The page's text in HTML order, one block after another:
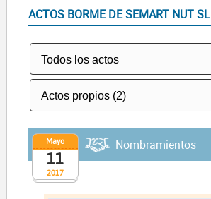
ACTOS BORME DE SEMART NUT SL
2017
Mayo
11
Nombramientos